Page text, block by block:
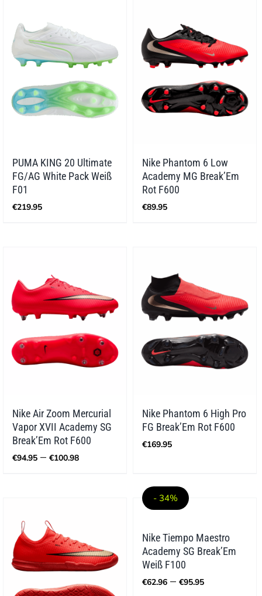
PUMA KING 20 Ultimate
FG/AG White Pack Weiß
F01
€219.95
Nike Phantom 6 Low
Academy MG Break’Em
Rot F600
€89.95
Nike Air Zoom Mercurial
Vapor XVII Academy SG
Break’Em Rot F600
€94.95 – €100.98Preisspanne:
Nike Phantom 6 High Pro
FG Break’Em Rot F600
€169.95
- 34%
Nike Tiempo Maestro
Academy SG Break’Em
Weiß F100
€62.96 – €95.95